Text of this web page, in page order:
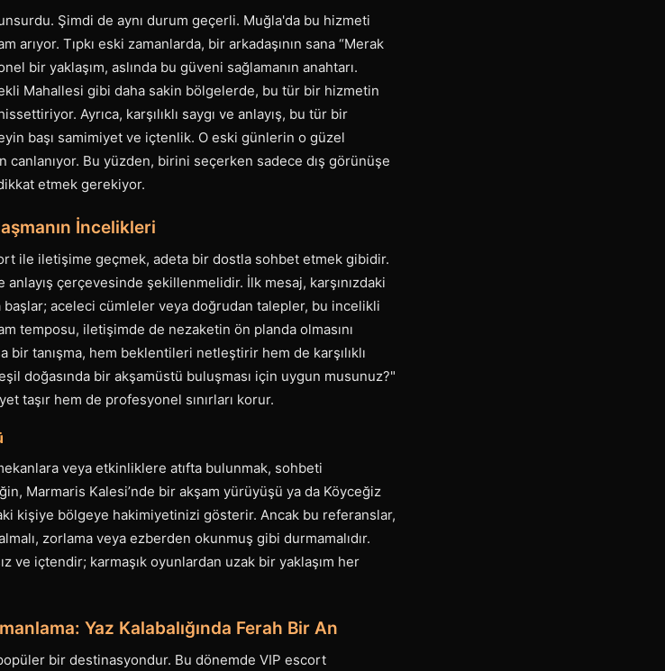
Şimdi de aynı durum geçerli. Muğla'da bu hizmeti
Tıpkı eski zamanlarda, bir arkadaşının sana “Merak
bir yaklaşım, aslında bu güveni sağlamanın anahtarı.
Mahallesi gibi daha sakin bölgelerde, bu tür bir hizmetin
Ayrıca, karşılıklı saygı ve anlayış, bu tür bir
başı samimiyet ve içtenlik. O eski günlerin o güzel
Bu yüzden, birini seçerken sadece dış görünüşe
etmek gerekiyor.
İncelikleri
ile iletişime geçmek, adeta bir dostla sohbet etmek gibidir.
anlayış çerçevesinde şekillenmelidir. İlk mesaj, karşınızdaki
aceleci cümleler veya doğrudan talepler, bu incelikli
temposu, iletişimde de nezaketin ön planda olmasını
bir tanışma, hem beklentileri netleştirir hem de karşılıklı
doğasında bir akşamüstü buluşması için uygun musunuz?"
taşır hem de profesyonel sınırları korur.
veya etkinliklere atıfta bulunmak, sohbeti
Marmaris Kalesi’nde bir akşam yürüyüşü ya da Köyceğiz
kişiye bölgeye hakimiyetinizi gösterir. Ancak bu referanslar,
zorlama veya ezberden okunmuş gibi durmamalıdır.
ve içtendir; karmaşık oyunlardan uzak bir yaklaşım her
Yaz Kalabalığında Ferah Bir An
bir destinasyondur. Bu dönemde VIP escort